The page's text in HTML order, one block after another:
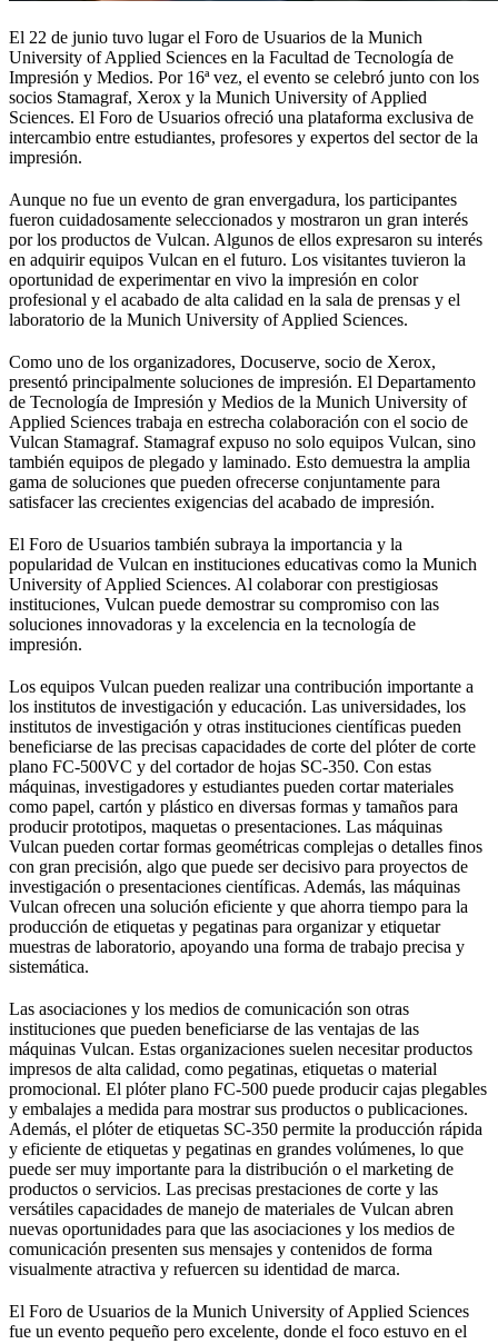
El 22 de junio tuvo lugar el Foro de Usuarios de la Munich
University of Applied Sciences en la Facultad de Tecnología de
Impresión y Medios. Por 16ª vez, el evento se celebró junto con los
socios Stamagraf, Xerox y la Munich University of Applied
Sciences. El Foro de Usuarios ofreció una plataforma exclusiva de
intercambio entre estudiantes, profesores y expertos del sector de la
impresión.
Aunque no fue un evento de gran envergadura, los participantes
fueron cuidadosamente seleccionados y mostraron un gran interés
por los productos de Vulcan. Algunos de ellos expresaron su interés
en adquirir equipos Vulcan en el futuro. Los visitantes tuvieron la
oportunidad de experimentar en vivo la impresión en color
profesional y el acabado de alta calidad en la sala de prensas y el
laboratorio de la Munich University of Applied Sciences.
Como uno de los organizadores, Docuserve, socio de Xerox,
presentó principalmente soluciones de impresión. El Departamento
de Tecnología de Impresión y Medios de la Munich University of
Applied Sciences trabaja en estrecha colaboración con el socio de
Vulcan Stamagraf. Stamagraf expuso no solo equipos Vulcan, sino
también equipos de plegado y laminado. Esto demuestra la amplia
gama de soluciones que pueden ofrecerse conjuntamente para
satisfacer las crecientes exigencias del acabado de impresión.
El Foro de Usuarios también subraya la importancia y la
popularidad de Vulcan en instituciones educativas como la Munich
University of Applied Sciences. Al colaborar con prestigiosas
instituciones, Vulcan puede demostrar su compromiso con las
soluciones innovadoras y la excelencia en la tecnología de
impresión.
Los equipos Vulcan pueden realizar una contribución importante a
los institutos de investigación y educación. Las universidades, los
institutos de investigación y otras instituciones científicas pueden
beneficiarse de las precisas capacidades de corte del plóter de corte
plano FC-500VC y del cortador de hojas SC-350. Con estas
máquinas, investigadores y estudiantes pueden cortar materiales
como papel, cartón y plástico en diversas formas y tamaños para
producir prototipos, maquetas o presentaciones. Las máquinas
Vulcan pueden cortar formas geométricas complejas o detalles finos
con gran precisión, algo que puede ser decisivo para proyectos de
investigación o presentaciones científicas. Además, las máquinas
Vulcan ofrecen una solución eficiente y que ahorra tiempo para la
producción de etiquetas y pegatinas para organizar y etiquetar
muestras de laboratorio, apoyando una forma de trabajo precisa y
sistemática.
Las asociaciones y los medios de comunicación son otras
instituciones que pueden beneficiarse de las ventajas de las
máquinas Vulcan. Estas organizaciones suelen necesitar productos
impresos de alta calidad, como pegatinas, etiquetas o material
promocional. El plóter plano FC-500 puede producir cajas plegables
y embalajes a medida para mostrar sus productos o publicaciones.
Además, el plóter de etiquetas SC-350 permite la producción rápida
y eficiente de etiquetas y pegatinas en grandes volúmenes, lo que
puede ser muy importante para la distribución o el marketing de
productos o servicios. Las precisas prestaciones de corte y las
versátiles capacidades de manejo de materiales de Vulcan abren
nuevas oportunidades para que las asociaciones y los medios de
comunicación presenten sus mensajes y contenidos de forma
visualmente atractiva y refuercen su identidad de marca.
El Foro de Usuarios de la Munich University of Applied Sciences
fue un evento pequeño pero excelente, donde el foco estuvo en el